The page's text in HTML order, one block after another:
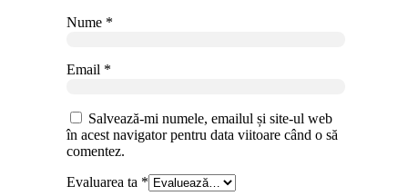
Nume *
Email *
Salvează-mi numele, emailul și site-ul web
în acest navigator pentru data viitoare când o să
comentez.
Evaluarea ta *